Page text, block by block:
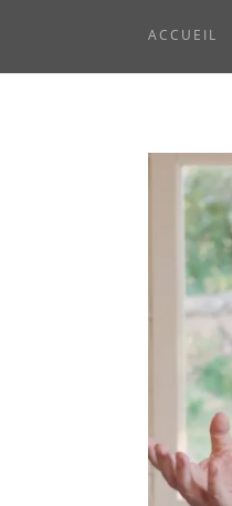
ACCUEIL